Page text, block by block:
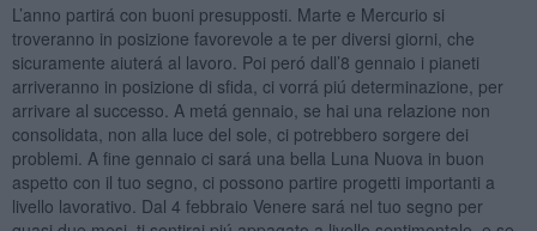
L’anno partirá con buoni presupposti. Marte e Mercurio si
troveranno in posizione favorevole a te per diversi giorni, che
sicuramente aiuterá al lavoro. Poi peró dall’8 gennaio i pianeti
arriveranno in posizione di sfida, ci vorrá piú determinazione, per
arrivare al successo. A metá gennaio, se hai una relazione non
consolidata, non alla luce del sole, ci potrebbero sorgere dei
problemi. A fine gennaio ci sará una bella Luna Nuova in buon
aspetto con il tuo segno, ci possono partire progetti importanti a
livello lavorativo. Dal 4 febbraio Venere sará nel tuo segno per